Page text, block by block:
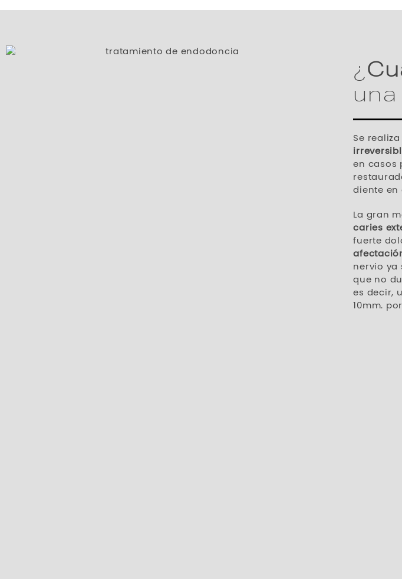
¿
Se
en casos
diente en
La gran
caries
fuerte
nervio ya
que no
es decir,
10mm.